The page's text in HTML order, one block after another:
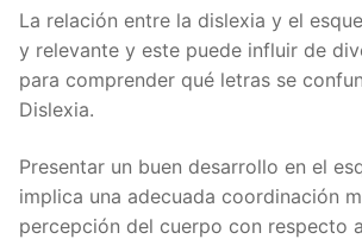
La relación entre la dislexia y el
y relevante y este puede influir de
para comprender qué letras se
Dislexia.
Presentar un buen desarrollo en el
implica una adecuada coordinación
percepción del cuerpo con respecto